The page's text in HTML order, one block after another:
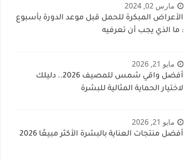
مارس 02, 2024
الأعراض المبكرة للحمل قبل موعد الدورة بأسبوع
: ما الذي يجب أن تعرفيه
مايو 21, 2026
أفضل واقي شمس للمصيف 2026.. دليلك
لاختيار الحماية المثالية للبشرة
مايو 21, 2026
أفضل منتجات العناية بالبشرة الأكثر مبيعًا 2026